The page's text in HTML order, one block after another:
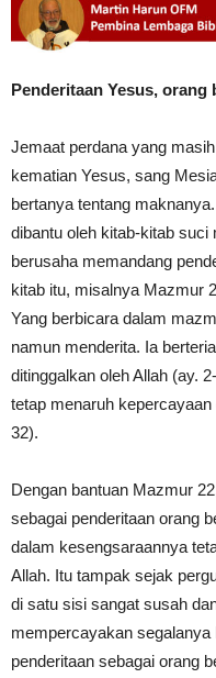
Penderitaan Yesus, orang
Jemaat perdana yang
kematian Yesus, sang
bertanya tentang
dibantu oleh kitab-kitab
berusaha memandang
kitab itu, misalnya Mazmur
Yang berbicara dalam
namun menderita. Ia
ditinggalkan oleh Allah (ay.
tetap menaruh
32).
Dengan bantuan Mazmur
sebagai penderitaan orang
dalam kesengsaraannya
Allah. Itu tampak sejak
di satu sisi sangat susah
mempercayakan
penderitaan sebagai orang